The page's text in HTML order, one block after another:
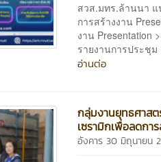
สวส.มทร.ล้านนา แ
การสร้างงาน
งาน Presentation
รายงานการประชุ
อ่านต่อ
กลุ่มงานยุทธศาสต
เซรามิกเพื่อลดกา
อังคาร 30 มิถุนายน